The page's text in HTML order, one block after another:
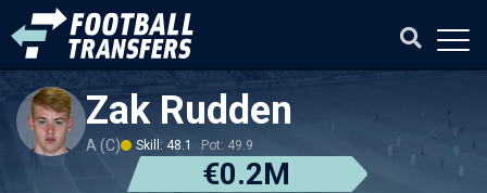
Zak Rudden
A (C) Skill: 48.1 Pot: 49.9
€0.2M